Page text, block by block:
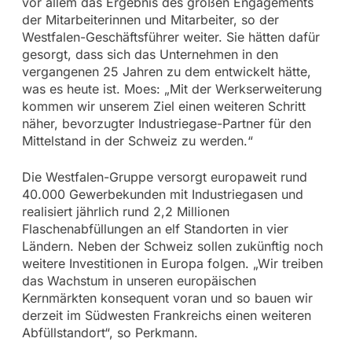
der Mitarbeiterinnen und Mitarbeiter, so der
Westfalen-Geschäftsführer weiter. Sie hätten dafür
gesorgt, dass sich das Unternehmen in den
vergangenen 25 Jahren zu dem entwickelt hätte,
was es heute ist. Moes: „Mit der Werkserweiterung
kommen wir unserem Ziel einen weiteren Schritt
näher, bevorzugter Industriegase-Partner für den
Mittelstand in der Schweiz zu werden.“
Die Westfalen-Gruppe versorgt europaweit rund
40.000 Gewerbekunden mit Industriegasen und
realisiert jährlich rund 2,2 Millionen
Flaschenabfüllungen an elf Standorten in vier
Ländern. Neben der Schweiz sollen zukünftig noch
weitere Investitionen in Europa folgen. „Wir treiben
das Wachstum in unseren europäischen
Kernmärkten konsequent voran und so bauen wir
derzeit im Südwesten Frankreichs einen weiteren
Abfüllstandort“, so Perkmann.